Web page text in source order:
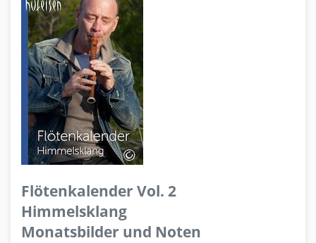
Flötenkalender Vol. 2
Himmelsklang
Monatsbilder und Noten